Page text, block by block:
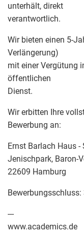
unterhält, direkt
verantwortlich.
Wir bieten einen 5-
Verlängerung)
mit einer Vergütung
öffentlichen
Dienst.
Wir erbitten Ihre
Bewerbung an:
Ernst Barlach Haus
Jenischpark, Baron-
22609 Hamburg
---
www.academics.de